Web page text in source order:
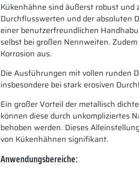
Kükenhähne sind äußerst robust
Durchflusswerten und der absoluten
einer benutzerfreundlichen
selbst bei großen Nennweiten.
Korrosion aus.
Die Ausführungen mit vollen runden
insbesondere bei stark erosiven
Ein großer Vorteil der metallisch
können diese durch unkompliziertes
behoben werden. Dieses
von Kükenhähnen signifikant.
Anwendungsbereiche: